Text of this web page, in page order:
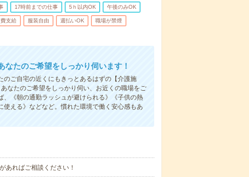
17時前までの仕事 5ｈ以内OK 午後のみOK
支給 服装自由 週払いOK 職場が禁煙
なたのご希望をしっかり伺います！
ご自宅の近くにもきっとあるはずの【介護施
なたのご希望をしっかり伺い、お近くの職場をご
《朝の通勤ラッシュが避けられる》《子供の熱
える》などなど。慣れた環境で働く安心感もあ
あればご相談ください！